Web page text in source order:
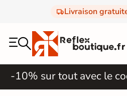
Livraison
-10% sur tout avec le